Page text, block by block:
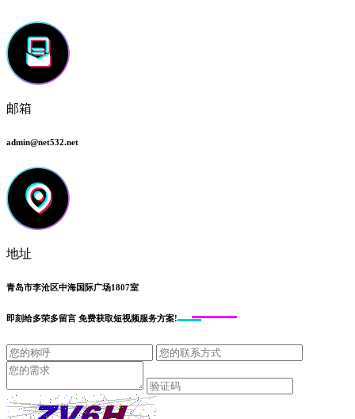
邮箱
admin@net532.net
地址
青岛市李沧区中海国际广场1807室
即刻给多荣多留言 免费获取短视频服务方案!